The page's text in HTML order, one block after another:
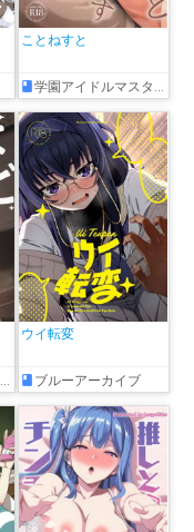
ことねすと
学園アイドルマスター
ウイ転変
ブルーアーカイブ